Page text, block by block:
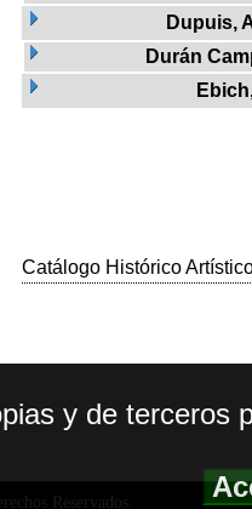
Dupuis,
Durán
Catálogo Histórico
Reservados.
y de terceros